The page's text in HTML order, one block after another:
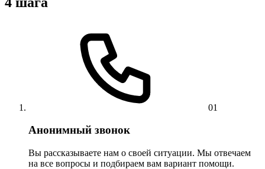
01
Анонимный звонок
Вы рассказываете нам о своей ситуации. Мы отвечаем
на все вопросы и подбираем вам вариант помощи.